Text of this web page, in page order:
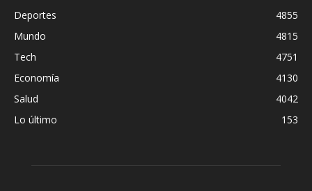
Deportes
4855
Mundo
4815
Tech
4751
Economía
4130
Salud
4042
Lo último
153